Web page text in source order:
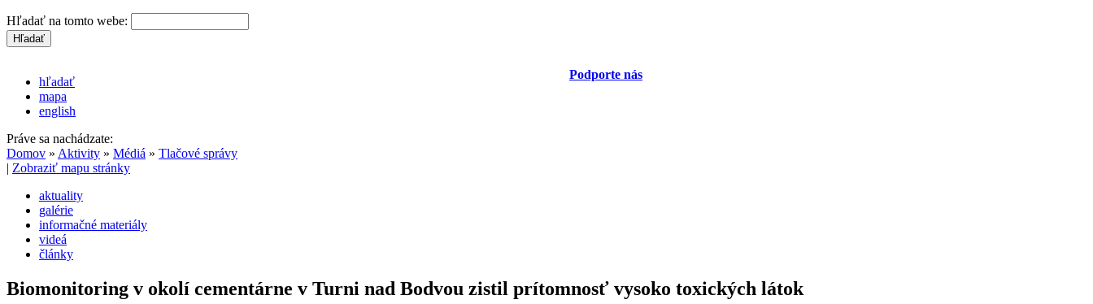
Hľadať na tomto webe:
Podporte nás
hľadať
mapa
english
Práve sa nachádzate:
Domov » Aktivity » Médiá » Tlačové správy
| Zobraziť mapu stránky
aktuality
galérie
informačné materiály
videá
články
Biomonitoring v okolí cementárne v Turni nad Bodvou zistil prítomnosť vysoko toxických látok